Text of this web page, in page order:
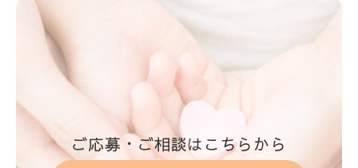
ご応募・ご相談はこちらから